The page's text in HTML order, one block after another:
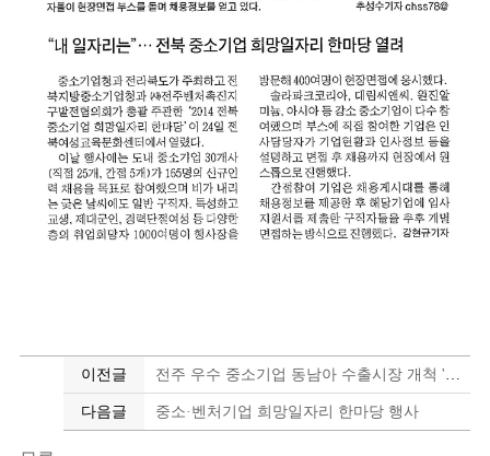
이전글
다음글 중소·벤처기업 희망일자리 한마당 행사